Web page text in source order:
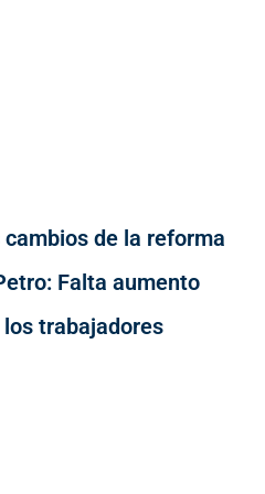
de la reforma
Falta aumento
trabajadores